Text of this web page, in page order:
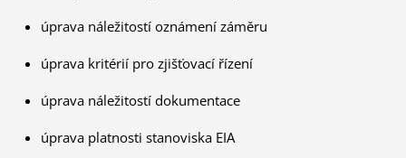
úprava náležitostí oznámení záměru
úprava kritérií pro zjišťovací řízení
úprava náležitostí dokumentace
úprava platnosti stanoviska EIA